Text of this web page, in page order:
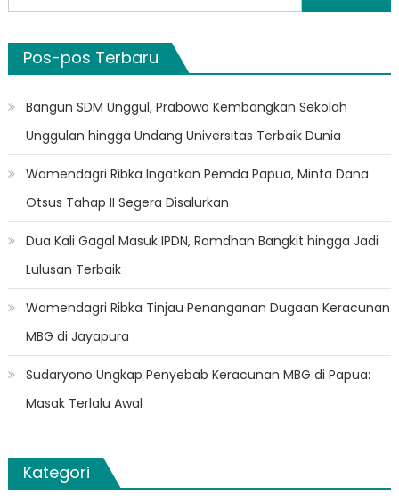
untuk:
Pos-pos Terbaru
Bangun SDM Unggul, Prabowo Kembangkan Sekolah
Unggulan hingga Undang Universitas Terbaik Dunia
Wamendagri Ribka Ingatkan Pemda Papua, Minta Dana
Otsus Tahap II Segera Disalurkan
Dua Kali Gagal Masuk IPDN, Ramdhan Bangkit hingga Jadi
Lulusan Terbaik
Wamendagri Ribka Tinjau Penanganan Dugaan Keracunan
MBG di Jayapura
Sudaryono Ungkap Penyebab Keracunan MBG di Papua:
Masak Terlalu Awal
Kategori